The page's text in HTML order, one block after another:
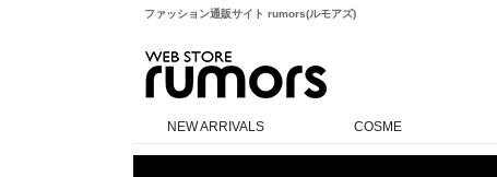
ファッション通販サイト rumors(ルモアズ)
NEW ARRIVALS COSME